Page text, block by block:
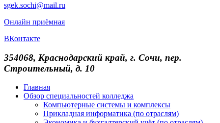
sgek.sochi@mail.ru
Онлайн приёмная
ВКонтакте
354068, Краснодарский край, г. Сочи, пер.
Строительный, д. 10
Главная
Обзор специальностей колледжа
Компьютерные системы и комплексы
Прикладная информатика (по отраслям)